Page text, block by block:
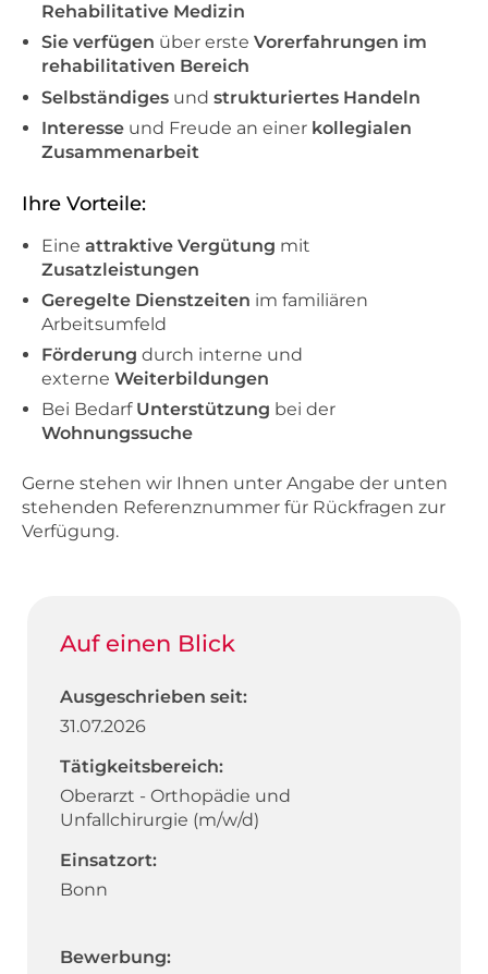
Rehabilitative Medizin
Sie verfügen über erste Vorerfahrungen im
rehabilitativen Bereich
Selbständiges und strukturiertes Handeln
Interesse und Freude an einer kollegialen
Zusammenarbeit
Ihre Vorteile:
Eine attraktive Vergütung mit
Zusatzleistungen
Geregelte Dienstzeiten im familiären
Arbeitsumfeld
Förderung durch interne und
externe Weiterbildungen
Bei BedarfUnterstützung bei der
Wohnungssuche
Gerne stehen wir Ihnen unter Angabe der unten
stehenden Referenznummer für Rückfragen zur
Verfügung.
Auf einen Blick
Ausgeschrieben seit:
31.07.2026
Tätigkeitsbereich:
Oberarzt - Orthopädie und
Unfallchirurgie (m/w/d)
Einsatzort:
Bonn
Bewerbung: